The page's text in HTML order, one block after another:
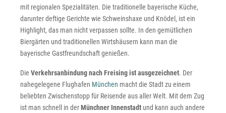
mit regionalen Spezialitäten. Die traditionelle bayerische Küche,
darunter deftige Gerichte wie Schweinshaxe und Knödel, ist ein
Highlight, das man nicht verpassen sollte. In den gemütlichen
Biergärten und traditionellen Wirtshäusern kann man die
bayerische Gastfreundschaft genießen.
Die Verkehrsanbindung nach Freising ist ausgezeichnet. Der
nahegelegene Flughafen München macht die Stadt zu einem
beliebten Zwischenstopp für Reisende aus aller Welt. Mit dem Zug
ist man schnell in derMünchner Innenstadt und kann auch andere